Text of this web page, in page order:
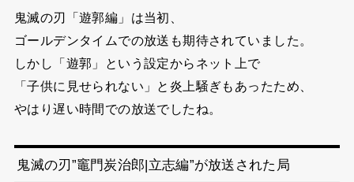
鬼滅の刃「遊郭編」は当初、
ゴールデンタイムでの放送も期待されていました。
しかし「遊郭」という設定からネット上で
「子供に見せられない」と炎上騒ぎもあったため、
やはり遅い時間での放送でしたね。
鬼滅の刃”竈門炭治郎|立志編”が放送された局